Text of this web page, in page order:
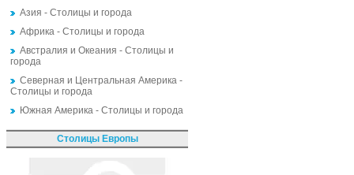
Азия - Столицы и города
Африка - Столицы и города
Австралия и Океания - Столицы и
города
Северная и Центральная Америка -
Столицы и города
Южная Америка - Столицы и города
Столицы Европы